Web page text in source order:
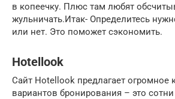
в копеечку. Плюс там любят
жульничать.Итак- Определитесь
или нет. Это поможет сэкономить.
Hotellook
Сайт Hotellook предлагает огромное
вариантов бронирования – это